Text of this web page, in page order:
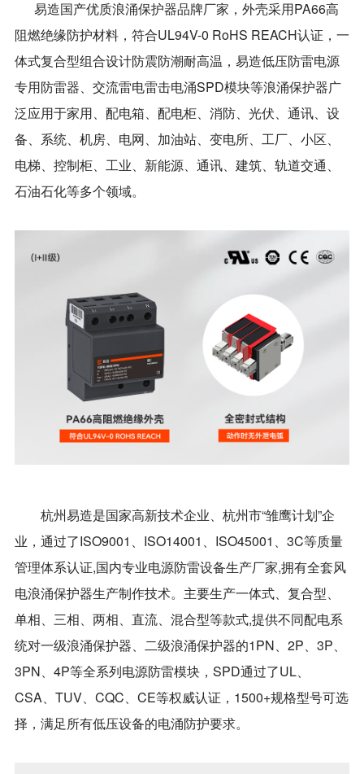
易造国产优质浪涌保护器品牌厂家，外壳采用PA66高
阻燃绝缘防护材料，符合UL94V-0 RoHS REACH认证，一
体式复合型组合设计防震防潮耐高温，易造低压防雷电源
专用防雷器、交流雷电雷击电涌SPD模块等浪涌保护器广
泛应用于家用、配电箱、配电柜、消防、光伏、通讯、设
备、系统、机房、电网、加油站、变电所、工厂、小区、
电梯、控制柜、工业、新能源、通讯、建筑、轨道交通、
石油石化等多个领域。
杭州易造是国家高新技术企业、杭州市“雏鹰计划”企
业，通过了ISO9001、ISO14001、ISO45001、3C等质量
管理体系认证,国内专业电源防雷设备生产厂家,拥有全套风
电浪涌保护器生产制作技术。主要生产一体式、复合型、
单相、三相、两相、直流、混合型等款式,提供不同配电系
统对一级浪涌保护器、二级浪涌保护器的1PN、2P、3P、
3PN、4P等全系列电源防雷模块，SPD通过了UL、
CSA、TUV、CQC、CE等权威认证，1500+规格型号可选
择，满足所有低压设备的电涌防护要求。